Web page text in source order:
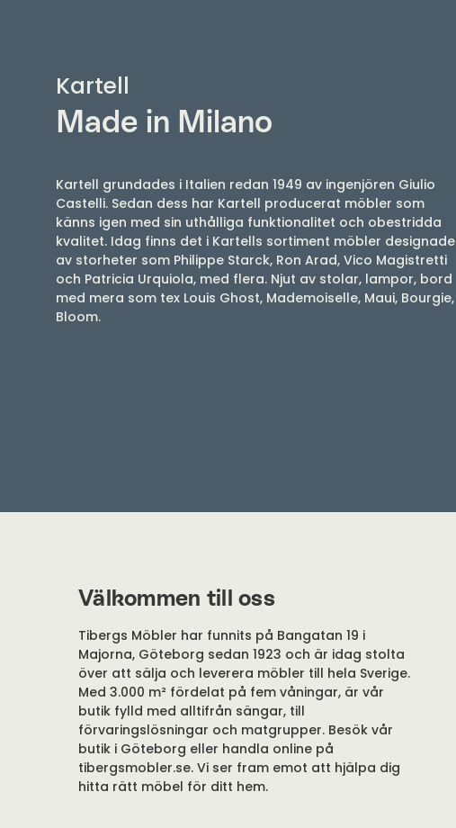
Kartell
Made in Milano
Kartell grundades i Italien redan 1949 av ingenjören Giulio
Castelli. Sedan dess har Kartell producerat möbler som
känns igen med sin uthålliga funktionalitet och obestridda
kvalitet. Idag finns det i Kartells sortiment möbler designade
av storheter som Philippe Starck, Ron Arad, Vico Magistretti
och Patricia Urquiola, med flera. Njut av stolar, lampor, bord
med mera som tex Louis Ghost, Mademoiselle, Maui, Bourgie,
Bloom.
Välkommen till oss
Tibergs Möbler har funnits på Bangatan 19 i
Majorna, Göteborg sedan 1923 och är idag stolta
över att sälja och leverera möbler till hela Sverige.
Med 3.000 m² fördelat på fem våningar, är vår
butik fylld med alltifrån sängar, till
förvaringslösningar och matgrupper. Besök vår
butik i Göteborg eller handla online på
tibergsmobler.se. Vi ser fram emot att hjälpa dig
hitta rätt möbel för ditt hem.